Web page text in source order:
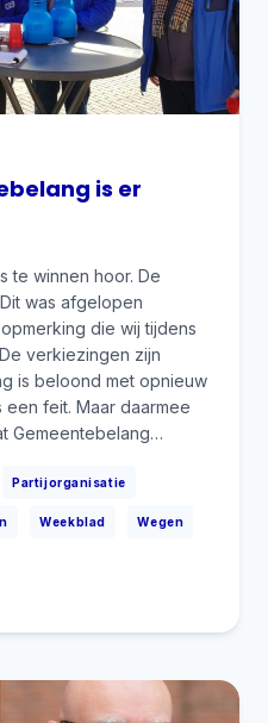
Partijorganisatie
Weekblad Wegen
is er
te winnen hoor. De
was afgelopen
die wij tijdens
verkiezingen zijn
is beloond met opnieuw
feit. Maar daarmee
Gemeentebelang…